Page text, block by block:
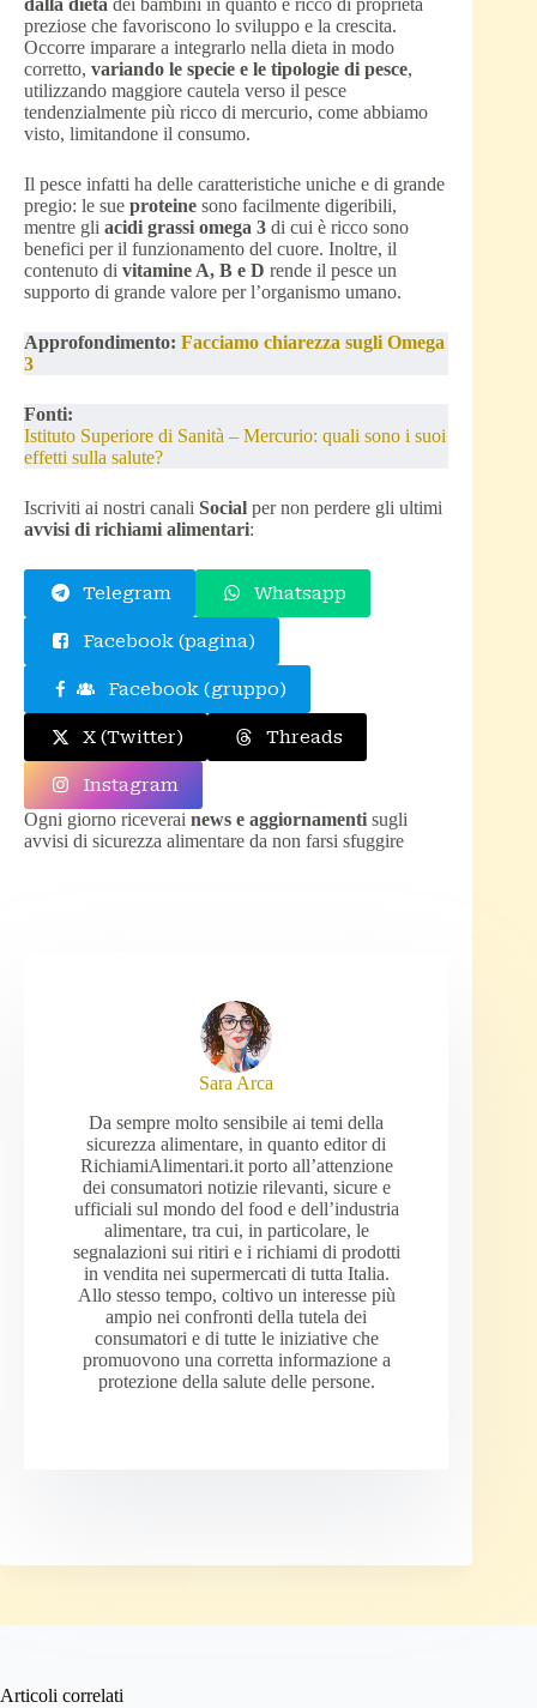
dalla dieta dei bambini in quanto è ricco di proprietà
preziose che favoriscono lo sviluppo e la crescita.
Occorre imparare a integrarlo nella dieta in modo
corretto, variando le specie e le tipologie di pesce,
utilizzando maggiore cautela verso il pesce
tendenzialmente più ricco di mercurio, come abbiamo
visto, limitandone il consumo.
Il pesce infatti ha delle caratteristiche uniche e di grande
pregio: le sue proteine sono facilmente digeribili,
mentre gli acidi grassi omega 3 di cui è ricco sono
benefici per il funzionamento del cuore. Inoltre, il
contenuto di vitamine A, B e D rende il pesce un
supporto di grande valore per l’organismo umano.
Approfondimento: Facciamo chiarezza sugli Omega
3
Fonti:
Istituto Superiore di Sanità – Mercurio: quali sono i suoi
effetti sulla salute?
Iscriviti ai nostri canali Social per non perdere gli ultimi
avvisi di richiami alimentari:
Telegram Whatsapp
Facebook (pagina)
Facebook (gruppo)
X (Twitter) Threads
Instagram
Ogni giorno riceverai news e aggiornamenti sugli
avvisi di sicurezza alimentare da non farsi sfuggire
Sara Arca
Da sempre molto sensibile ai temi della
sicurezza alimentare, in quanto editor di
RichiamiAlimentari.it porto all’attenzione
dei consumatori notizie rilevanti, sicure e
ufficiali sul mondo del food e dell’industria
alimentare, tra cui, in particolare, le
segnalazioni sui ritiri e i richiami di prodotti
in vendita nei supermercati di tutta Italia.
Allo stesso tempo, coltivo un interesse più
ampio nei confronti della tutela dei
consumatori e di tutte le iniziative che
promuovono una corretta informazione a
protezione della salute delle persone.
Articoli correlati